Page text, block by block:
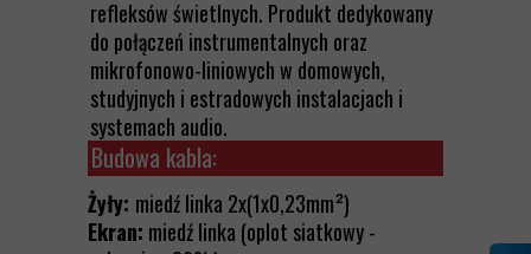
refleksów świetlnych. Produkt dedykowany
do połączeń instrumentalnych oraz
mikrofonowo-liniowych w domowych,
studyjnych i estradowych instalacjach i
systemach audio.
Budowa kabla:
Żyły: miedź linka 2x(1x0,23mm²)
Ekran: miedź linka (oplot siatkowy -